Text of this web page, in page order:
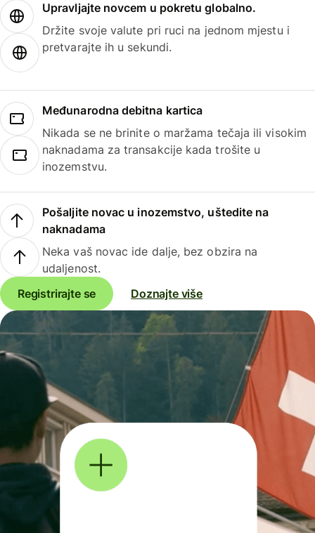
Upravljajte novcem u pokretu globalno.
Držite svoje valute pri ruci na jednom mjestu i
pretvarajte ih u sekundi.
Međunarodna debitna kartica
Nikada se ne brinite o maržama tečaja ili visokim
naknadama za transakcije kada trošite u
inozemstvu.
Pošaljite novac u inozemstvo, uštedite na
naknadama
Neka vaš novac ide dalje, bez obzira na
udaljenost.
Registrirajte se
Doznajte više